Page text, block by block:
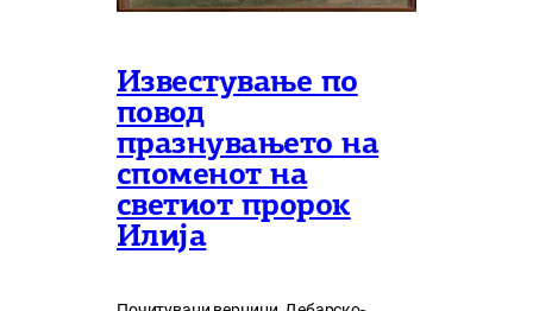
Известување по
повод
празнувањето на
споменот на
светиот пророк
Илија